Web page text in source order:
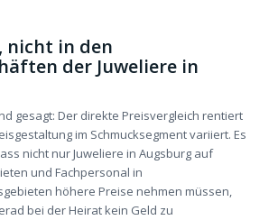
nicht in den
der Juweliere in
gesagt: Der direkte Preisvergleich rentiert
im Schmucksegment variiert. Es
nicht nur Juweliere in Augsburg auf
und Fachpersonal in
höhere Preise nehmen müssen,
bei der Heirat kein Geld zu